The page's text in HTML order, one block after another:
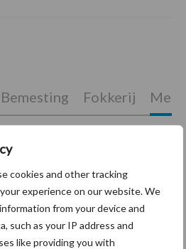
cookies and other tracking
experience on our website. We
from your device and
such as your IP address and
like providing you with
Bemesting Fokkerij
Ligbox &
Voerhekken